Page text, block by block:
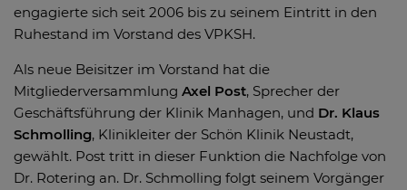
engagierte sich seit 2006 bis zu seinem Eintritt in den
Ruhestand im Vorstand des VPKSH.
Als neue Beisitzer im Vorstand hat die
Mitgliederversammlung Axel Post, Sprecher der
Geschäftsführung der Klinik Manhagen, und Dr. Klaus
Schmolling, Klinikleiter der Schön Klinik Neustadt,
gewählt. Post tritt in dieser Funktion die Nachfolge von
Dr. Rotering an. Dr. Schmolling folgt seinem Vorgänger